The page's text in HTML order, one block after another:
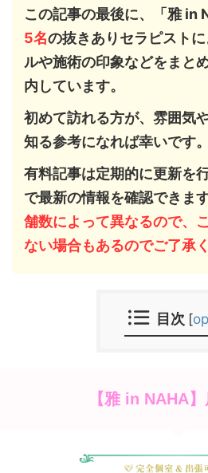
この記事の最後に、「雅 in
5名の抜きありセラピスト
ルや施術の印象などをまと
内しています。
初めて訪れる方が、雰囲気
知る参考になれば幸いです。
有料記事は定期的に更新を
で最新の情報を確認できま
舗数によって異なるので、
ない場合もあるのでご了承
目次 [
【雅 in NAHA